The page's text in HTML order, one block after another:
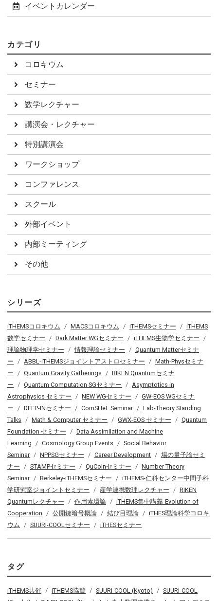
イベントカレンダー
カテゴリ
コロキウム
セミナー
数学レクチャー
講演会・レクチャー
特別講演会
ワークショップ
コンファレンス
スクール
外部イベント
内部ミーティング
その他
シリーズ
iTHEMSコロキウム MACSコロキウム iTHEMSセミナー
iTHEMS
数学セミナー
Dark Matter WGセミナー
iTHEMS生物学セミナー
理論物理学セミナー
情報理論セミナー
Quantum Matterセミナ
ー
ABBL-iTHEMSジョイントアストロセミナー
Math-Physセミナ
ー
Quantum Gravity Gatherings
RIKEN Quantumセミナ
ー
Quantum Computation SGセミナー
Asymptotics in
Astrophysics セミナー
NEW WGセミナー
GW-EOS WGセミナ
ー
DEEP-INセミナー ComSHeL Seminar
Lab-Theory Standing
Talks
Math & Computer セミナー GWX-EOS セミナー
Quantum
Foundation セミナー
Data Assimilation and Machine
Learning
Cosmology Group Events
Social Behavior
Seminar
NPPSGセミナー Career Development
場の量子論セミ
ナー
STAMPセミナー QuCoInセミナー
Number Theory
Seminar
Berkeley-iTHEMSセミナー
iTHEMS-仁科センター中間子科
学研究室ジョイントセミナー
産学連携数理レクチャー
RIKEN
Quantumレクチャー
作用素環論
iTHEMS集中講義-Evolution of
Cooperation
公開鍵暗号概論 結び目理論
iTHES理論科学コロキ
ウム
SUURI-COOLセミナー iTHESセミナー
タグ
iTHEMS共催 iTHEMS協賛 SUURI-COOL (Kyoto)
SUURI-COOL